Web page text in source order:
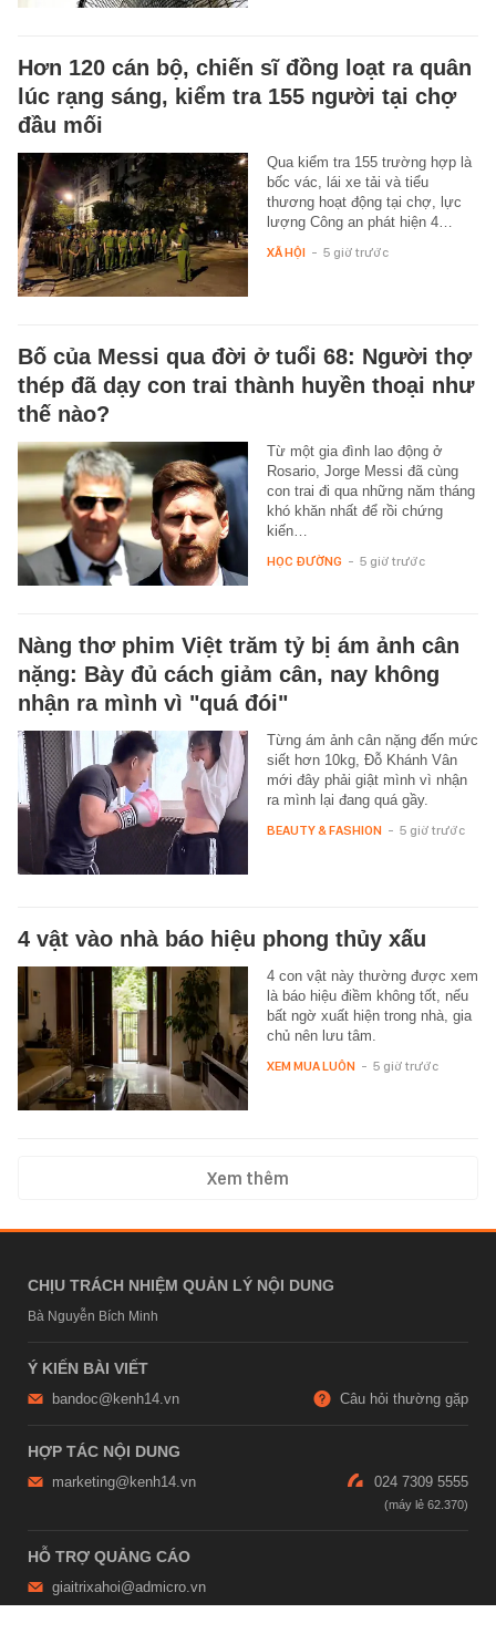
Hơn 120 cán bộ, chiến sĩ đồng loạt ra quân
lúc rạng sáng, kiểm tra 155 người tại chợ
đầu mối
Qua kiểm tra 155 trường hợp là
bốc vác, lái xe tải và tiểu
thương hoạt động tại chợ, lực
lượng Công an phát hiện 4…
XÃ HỘI - 5 giờ trước
Bố của Messi qua đời ở tuổi 68: Người thợ
thép đã dạy con trai thành huyền thoại như
thế nào?
Từ một gia đình lao động ở
Rosario, Jorge Messi đã cùng
con trai đi qua những năm tháng
khó khăn nhất để rồi chứng
kiến…
HỌC ĐƯỜNG - 5 giờ trước
Nàng thơ phim Việt trăm tỷ bị ám ảnh cân
nặng: Bày đủ cách giảm cân, nay không
nhận ra mình vì "quá đói"
Từng ám ảnh cân nặng đến mức
siết hơn 10kg, Đỗ Khánh Vân
mới đây phải giật mình vì nhận
ra mình lại đang quá gầy.
BEAUTY & FASHION - 5 giờ trước
4 vật vào nhà báo hiệu phong thủy xấu
4 con vật này thường được xem
là báo hiệu điềm không tốt, nếu
bất ngờ xuất hiện trong nhà, gia
chủ nên lưu tâm.
XEM MUA LUÔN - 5 giờ trước
Xem thêm
CHỊU TRÁCH NHIỆM QUẢN LÝ NỘI DUNG
Bà Nguyễn Bích Minh
Ý KIẾN BÀI VIẾT
bandoc@kenh14.vn Câu hỏi thường gặp
HỢP TÁC NỘI DUNG
marketing@kenh14.vn 024 7309 5555
HỖ TRỢ QUẢNG CÁO
giaitrixahoi@admicro.vn